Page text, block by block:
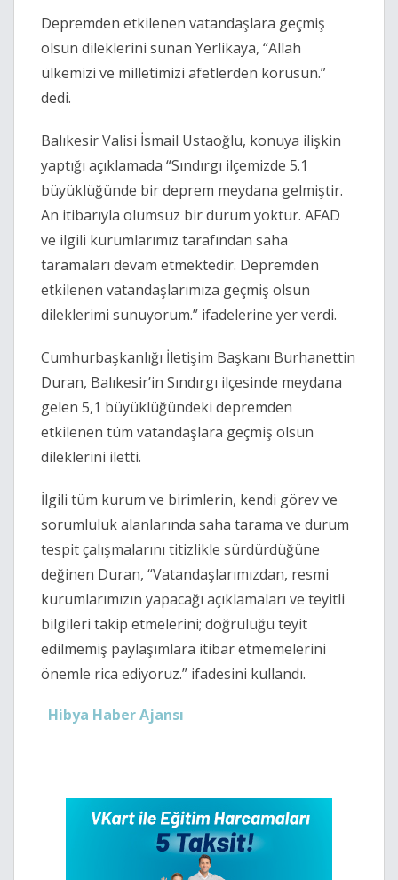
Depremden etkilenen vatandaşlara geçmiş
olsun dileklerini sunan Yerlikaya, “Allah
ülkemizi ve milletimizi afetlerden korusun.”
dedi.
Balıkesir Valisi İsmail Ustaoğlu, konuya ilişkin
yaptığı açıklamada “Sındırgı ilçemizde 5.1
büyüklüğünde bir deprem meydana gelmiştir.
An itibarıyla olumsuz bir durum yoktur. AFAD
ve ilgili kurumlarımız tarafından saha
taramaları devam etmektedir. Depremden
etkilenen vatandaşlarımıza geçmiş olsun
dileklerimi sunuyorum.” ifadelerine yer verdi.
Cumhurbaşkanlığı İletişim Başkanı Burhanettin
Duran, Balıkesir’in Sındırgı ilçesinde meydana
gelen 5,1 büyüklüğündeki depremden
etkilenen tüm vatandaşlara geçmiş olsun
dileklerini iletti.
İlgili tüm kurum ve birimlerin, kendi görev ve
sorumluluk alanlarında saha tarama ve durum
tespit çalışmalarını titizlikle sürdürdüğüne
değinen Duran, “Vatandaşlarımızdan, resmi
kurumlarımızın yapacağı açıklamaları ve teyitli
bilgileri takip etmelerini; doğruluğu teyit
edilmemiş paylaşımlara itibar etmemelerini
önemle rica ediyoruz.” ifadesini kullandı.
Hibya Haber Ajansı